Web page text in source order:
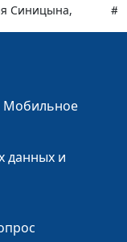
Синицына,
Негусев,
Негусев,
Синицына,
Синицына,
Мобильное
данных и